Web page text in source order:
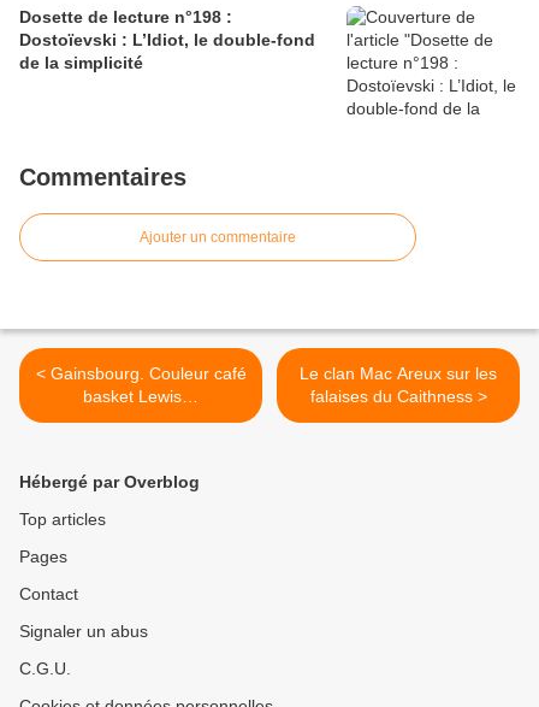
Dosette de lecture n°198 :
Dostoïevski : L’Idiot, le double-fond
de la simplicité
Commentaires
Ajouter un commentaire
< Gainsbourg. Couleur café
basket Lewis…
Le clan Mac Areux sur les
falaises du Caithness >
Hébergé par Overblog
Top articles
Pages
Contact
Signaler un abus
C.G.U.